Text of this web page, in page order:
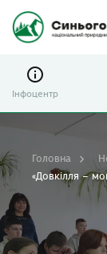
Інфоцентр
Головна
«Довкілля –